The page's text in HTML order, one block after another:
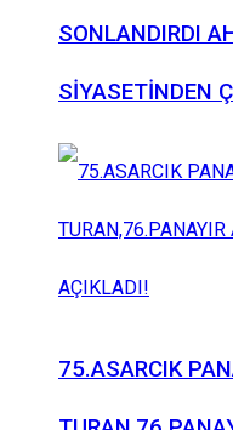
SONLANDIRDI
SİYASETİNDEN
75.ASARCIK